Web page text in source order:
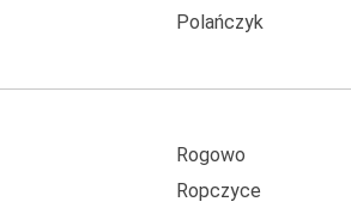
Polańczyk
Rogowo
Ropczyce